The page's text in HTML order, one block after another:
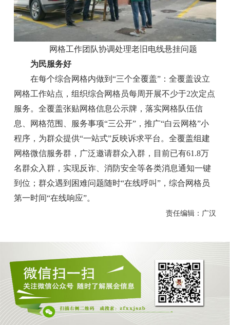
网格工作团队协调处理老旧电线悬挂问题
为民服务好
在每个综合网格内做到“三个全覆盖”：全覆盖设立
网格工作站点，组织综合网格员每周开展不少于2次定点
服务。全覆盖张贴网格信息公示牌，落实网格队伍信
息、网格范围、服务事项“三公开”，推广“白云网格”小
程序，为群众提供“一站式”反映诉求平台。全覆盖组建
网格微信服务群，广泛邀请群众入群，目前已有61.8万
名群众入群，实现反诈、消防安全等各类消息通知一键
到位；群众遇到困难问题随时“在线呼叫”，综合网格员
第一时间“在线响应”。
责任编辑：广汉